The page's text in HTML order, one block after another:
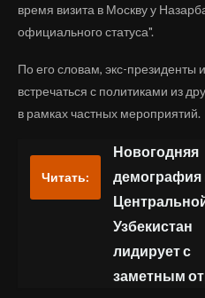
время визита в Москву у
официального статуса".
По его словам, экс-президенты
встречаться с политиками из
в рамках частных мероприятий.
Читать:
Новогодняя
демография
Узбекистан
лидирует с
заметным